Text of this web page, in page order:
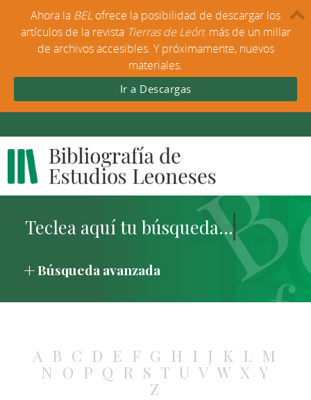
Búsqueda avanzada
A B C D E F G H I J K L M
N O P Q R S T U V W X Y
Z
Ahora la BEL ofrece la posibilidad de descargar los
artículos de la revista Tierras de León: más de un millar
de archivos accesibles. Y próximamente, nuevos
materiales.
Ir a Descargas